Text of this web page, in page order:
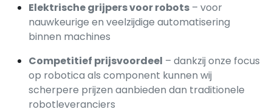
Elektrische grijpers voor robots – voor
nauwkeurige en veelzijdige automatisering
binnen machines
Competitief prijsvoordeel – dankzij onze focus
op robotica als component kunnen wij
scherpere prijzen aanbieden dan traditionele
robotleveranciers